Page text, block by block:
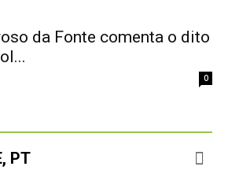
da Fonte comenta o dito
0
PT